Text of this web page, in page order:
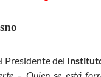
Presidente del